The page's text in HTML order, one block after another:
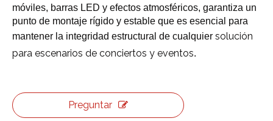
móviles, barras LED y efectos atmosféricos, garantiza un
punto de montaje rígido y estable que es esencial para
mantener la integridad estructural de cualquier solución
para escenarios de conciertos y eventos.
Preguntar